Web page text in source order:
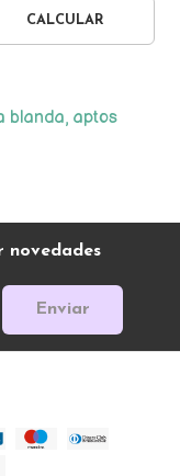
CALCULAR
blanda, aptos
novedades
Enviar